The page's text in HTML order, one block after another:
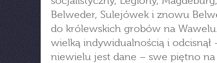
Belweder, Sulejówek i znowu
do królewskich grobów na
wielką indywidualnością i odcisnął
niewielu jest dane – swe piętno na